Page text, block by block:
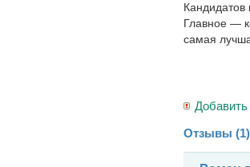
Главное —
самая
Отзывы (1)